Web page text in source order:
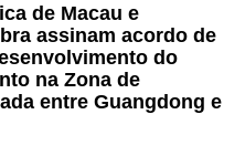
de Macau e
assinam acordo de
do
na Zona de
entre Guangdong e